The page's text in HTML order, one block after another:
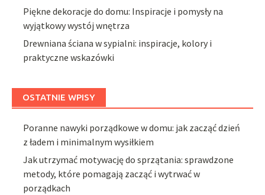
Piękne dekoracje do domu: Inspiracje i pomysły na
wyjątkowy wystój wnętrza
Drewniana ściana w sypialni: inspiracje, kolory i
praktyczne wskazówki
OSTATNIE WPISY
Poranne nawyki porządkowe w domu: jak zacząć dzień
z ładem i minimalnym wysiłkiem
Jak utrzymać motywację do sprzątania: sprawdzone
metody, które pomagają zacząć i wytrwać w
porządkach